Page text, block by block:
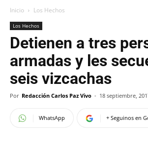
Inicio Los Hechos
Los Hechos
Detienen a tres
armadas y les
seis vizcachas
Por Redacción Carlos Paz Vivo - 18 septiembre,
WhatsApp + Seguinos en